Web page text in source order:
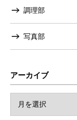
調理部
写真部
アーカイブ